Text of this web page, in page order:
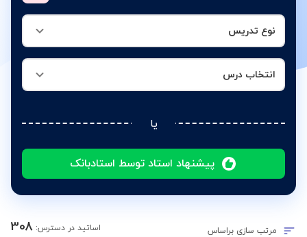
نوع تدریس
انتخاب درس
یا
پیشنهاد استاد توسط استادبانک
مرتب سازی براساس اساتید در دسترس: 308